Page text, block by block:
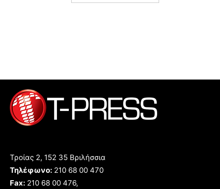
Τροίας 2, 152 35 Βριλήσσια
Τηλέφωνο: 210 68 00 470
Fax: 210 68 00 476,